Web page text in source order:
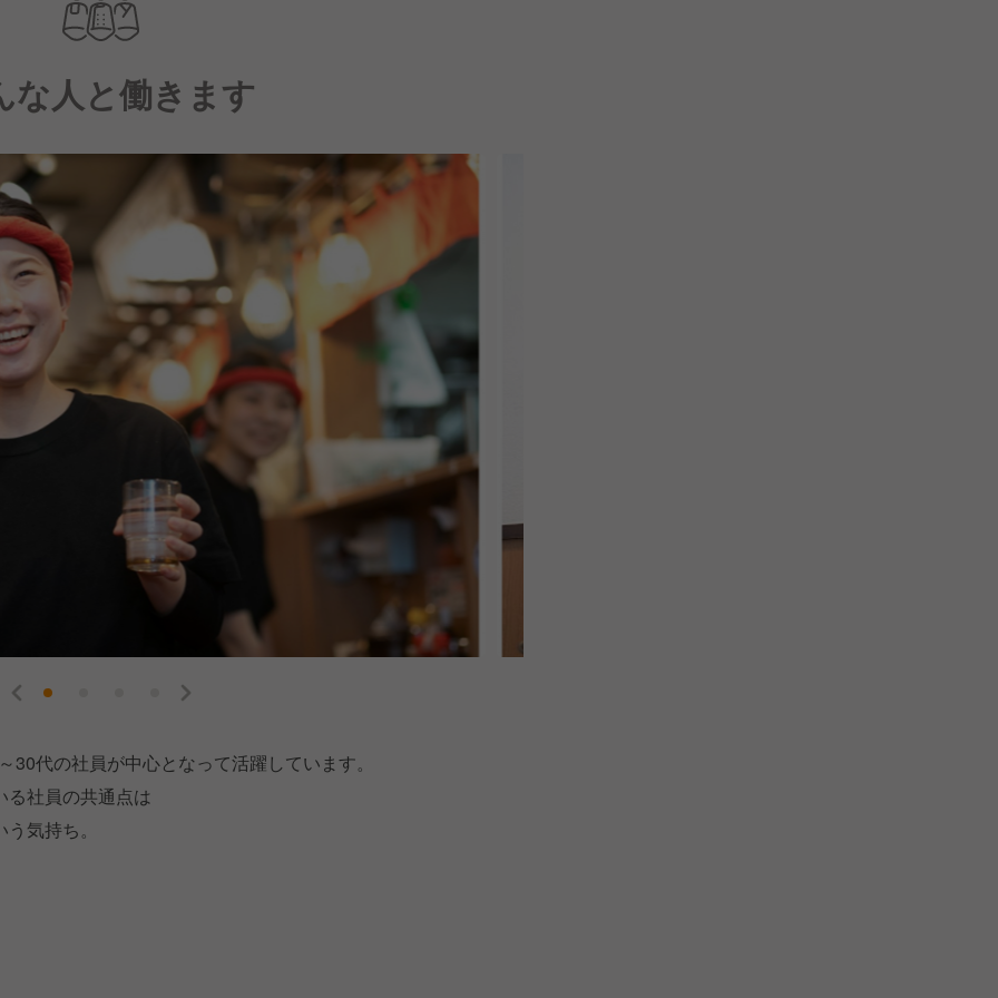
な人と働きます
代の社員が中心となって活躍しています。
社員の共通点は
気持ち。